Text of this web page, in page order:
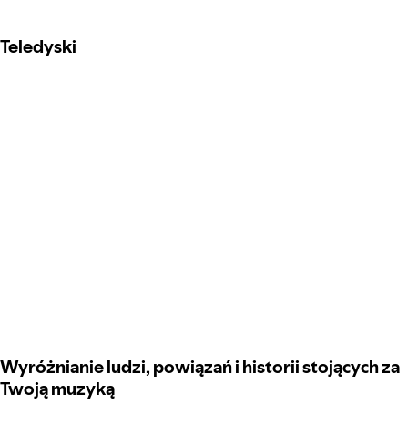
Teledyski
Wyróżnianie ludzi, powiązań i historii stojących za
Twoją muzyką